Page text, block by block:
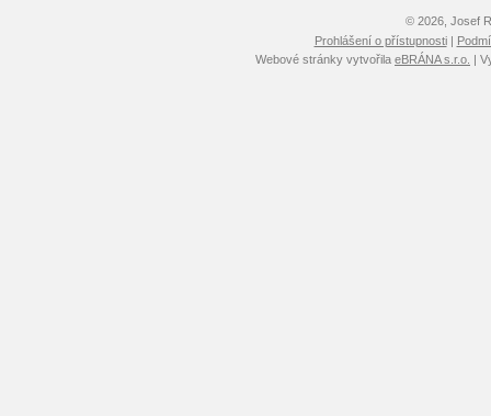
© 2026, Josef
Prohlášení o přístupnosti|
Webové stránky vytvořila eBRÁNA s.r.o. |